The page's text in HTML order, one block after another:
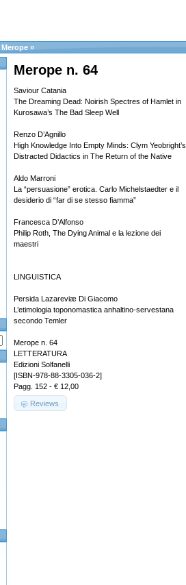
Merope »
Merope n. 64
Saviour Catania
The Dreaming Dead: Noirish Spectres of Hamlet in
Kurosawa’s The Bad Sleep Well
Renzo D’Agnillo
High Knowledge Into Empty Minds: Clym Yeobright’s
Distracted Didactics in The Return of the Native
Aldo Marroni
La “persuasione” erotica. Carlo Michelstaedter e il
desiderio di “far di se stesso fiamma”
Francesca D’Alfonso
Philip Roth, The Dying Animal e la lezione dei
maestri
LINGUISTICA
Persida Lazareviæ Di Giacomo
L’etimologia toponomastica anhaltino-servestana
secondo Temler
Merope n. 64
LETTERATURA
Edizioni Solfanelli
[ISBN-978-88-3305-036-2]
Pagg. 152 - € 12,00
Reviews